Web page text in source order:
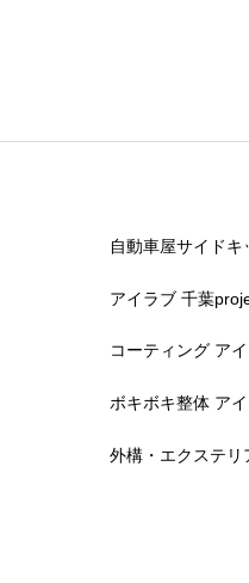
自動車屋サイドキ
アイラブ 千葉
コーティング ア
ボキボキ整体 ア
外構・エクステリ